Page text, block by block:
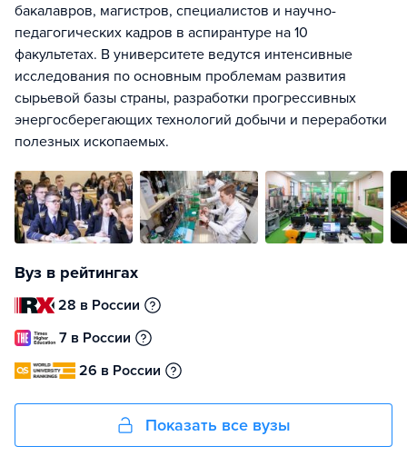
бакалавров, магистров, специалистов и научно-
педагогических кадров в аспирантуре на 10
факультетах. В университете ведутся интенсивные
исследования по основным проблемам развития
сырьевой базы страны, разработки прогрессивных
энергосберегающих технологий добычи и переработки
полезных ископаемых.
Вуз в рейтингах
28 в России
7 в России
26 в России
Показать все вузы